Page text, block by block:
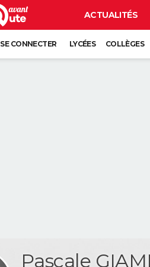
ACTUALITÉS
SE CONNECTER LYCÉES COLLÈGES
Pascale